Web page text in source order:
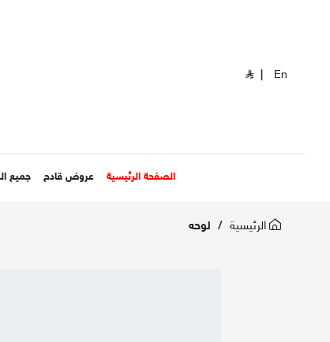
En
الصفحة الرئيسية عروض قادح جميع
الرئيسية لوحه